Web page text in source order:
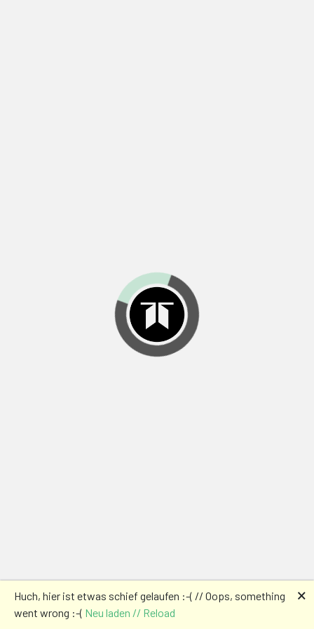
Huch, hier ist etwas schief gelaufen :-( // Oops, something
went wrong :-( Neu laden // Reload
🗙